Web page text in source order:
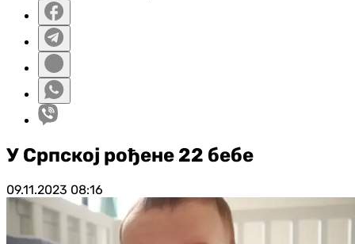
У Српској рођене 22 бебе
09.11.2023 08:16